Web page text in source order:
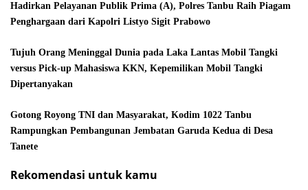
Hadirkan Pelayanan Publik Prima (A), Polres Tanbu Raih Piagam
Penghargaan dari Kapolri Listyo Sigit Prabowo
Tujuh Orang Meninggal Dunia pada Laka Lantas Mobil Tangki
versus Pick-up Mahasiswa KKN, Kepemilikan Mobil Tangki
Dipertanyakan
Gotong Royong TNI dan Masyarakat, Kodim 1022 Tanbu
Rampungkan Pembangunan Jembatan Garuda Kedua di Desa
Tanete
Rekomendasi untuk kamu